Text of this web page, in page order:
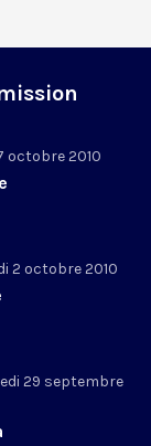
octobre 2010
2 octobre 2010
29 septembre